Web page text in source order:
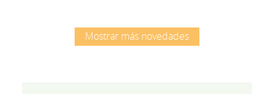
Mostrar más novedades